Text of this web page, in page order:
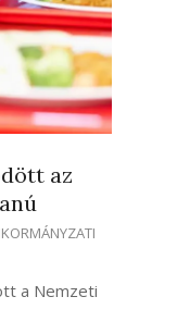
az
a Nemzeti